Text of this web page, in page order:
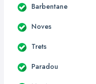
Barbentane
Noves
Trets
Paradou